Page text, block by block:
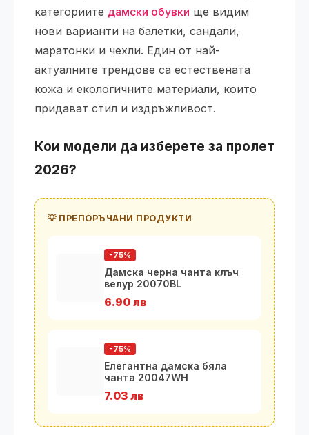
категориите дамски обувки ще видим
нови варианти на балетки, сандали,
маратонки и чехли. Един от най-
актуалните трендове са естествената
кожа и екологичните материали, които
придават стил и издръжливост.
Кои модели да изберете за пролет
2026?
💡 ПРЕПОРЪЧАНИ ПРОДУКТИ
-75%
Дамска черна чанта клъч
велур 20070BL
6.90 лв
-75%
Елегантна дамска бяла
чанта 20047WH
7.03 лв